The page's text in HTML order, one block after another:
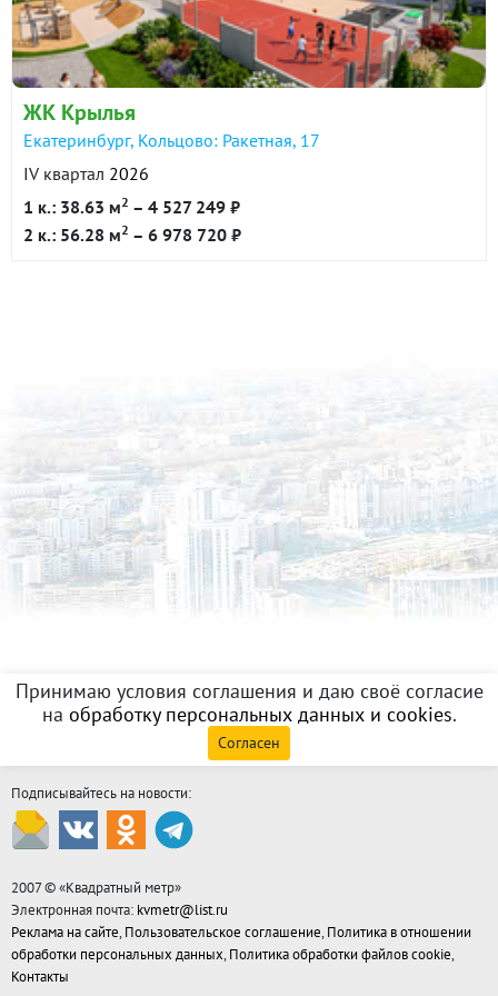
для размещения контейнеров с ТБО.
Дом сдан.
Все апартаменты готовы к заселению..
ID объекта в нашей базе: 9611
в продаже 84800 ₽/м²
Показать всю историю: 30 предложений →
ЖК Крылья
Екатеринбург, Кольцово: Ракетная, 17
IV квартал 2026
1 к.: 38.63 м2 – 4 527 249 ₽
2 к.: 56.28 м2 – 6 978 720 ₽
Принимаю условия соглашения и даю своё согласие
на обработку персональных данных и cookies.
Согласен
Подписывайтесь на новости:
2007 © «Квадратный метр»
Электронная почта: kvmetr@list.ru
Реклама на сайте, Пользовательское соглашение, Политика в отношении
обработки персональных данных, Политика обработки файлов cookie,
Контакты